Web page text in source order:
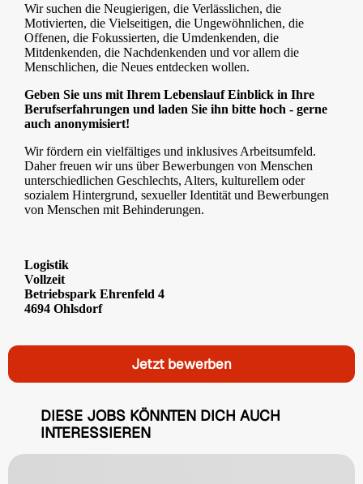
Wir suchen die Neugierigen, die Verlässlichen, die
Motivierten, die Vielseitigen, die Ungewöhnlichen, die
Offenen, die Fokussierten, die Umdenkenden, die
Mitdenkenden, die Nachdenkenden und vor allem die
Menschlichen, die Neues entdecken wollen.
Geben Sie uns mit Ihrem Lebenslauf Einblick in Ihre
Berufserfahrungen und laden Sie ihn bitte hoch - gerne
auch anonymisiert!
Wir fördern ein vielfältiges und inklusives Arbeitsumfeld.
Daher freuen wir uns über Bewerbungen von Menschen
unterschiedlichen Geschlechts, Alters, kulturellem oder
sozialem Hintergrund, sexueller Identität und Bewerbungen
von Menschen mit Behinderungen.
Logistik
Vollzeit
Betriebspark Ehrenfeld 4
4694 Ohlsdorf
Jetzt bewerben
DIESE JOBS KÖNNTEN DICH AUCH
INTERESSIEREN